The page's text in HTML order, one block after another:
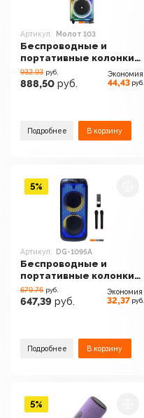
Артикул: Молот 103
Беспроводные и
портативные колонки
Урал Молот 103
932.93 руб.
888,50 руб.
Экономия
44,43 руб.
Подробнее В корзину
Артикул: DG-1095A
Беспроводные и
портативные колонки
Digivolt DG-1095A
679.76 руб.
647,39 руб.
Экономия
32,37 руб.
Подробнее В корзину
5%
5%